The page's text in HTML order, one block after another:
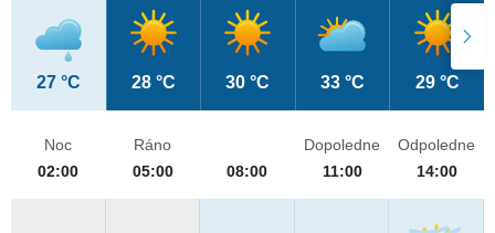
27 °C 28 °C 30 °C 33 °C 29 °C
Noc
02:00
Ráno
05:00
08:00
Dopoledne
11:00
Odpoledne
14:00